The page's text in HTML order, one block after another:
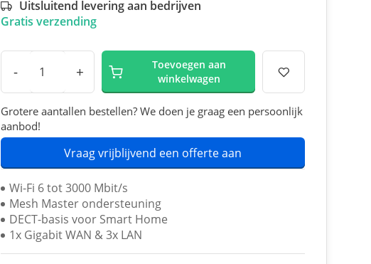
Uitsluitend levering aan bedrijven
Gratis verzending
- +
Toevoegen aan
winkelwagen
Grotere aantallen bestellen? We doen je graag een persoonlijk
aanbod!
Vraag vrijblijvend een offerte aan
Wi-Fi 6 tot 3000 Mbit/s
Mesh Master ondersteuning
DECT-basis voor Smart Home
1x Gigabit WAN & 3x LAN